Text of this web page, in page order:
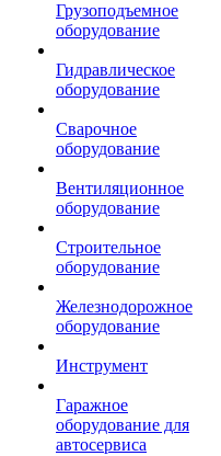
Грузоподъемное
оборудование
Гидравлическое
оборудование
Сварочное
оборудование
Вентиляционное
оборудование
Строительное
оборудование
Железнодорожное
оборудование
Инструмент
Гаражное
оборудование для
автосервиса